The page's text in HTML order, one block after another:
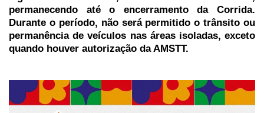
permanecendo até o encerramento da Corrida.
Durante o período, não será permitido o trânsito ou
permanência de veículos nas áreas isoladas, exceto
quando houver autorização da AMSTT.